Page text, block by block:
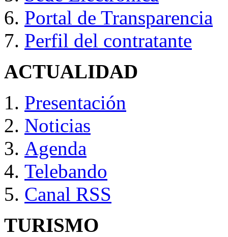
Portal de Transparencia
Perfil del contratante
ACTUALIDAD
Presentación
Noticias
Agenda
Telebando
Canal RSS
TURISMO